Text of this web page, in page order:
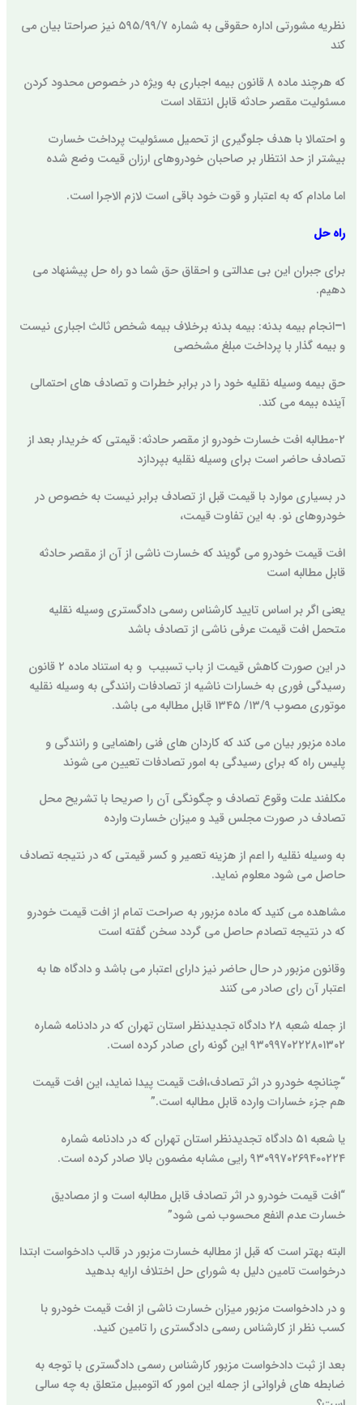
نظریه مشورتی اداره حقوقی به شماره ۵۹۵/۹۹/۷ نیز صراحتا بیان می
کند
که هرچند ماده ۸ قانون بیمه اجباری به ویژه در خصوص محدود کردن
مسئولیت مقصر حادثه قابل انتقاد است
و احتمالا با هدف جلوگیری از تحمیل مسئولیت پرداخت خسارت
بیشتر از حد انتظار بر صاحبان خودروهای ارزان قیمت وضع شده
اما مادام که به اعتبار و قوت خود باقی است لازم الاجرا است.
راه حل
برای جبران این بی عدالتی و احقاق حق شما دو راه حل پیشنهاد می
دهیم.
۱–انجام بیمه بدنه: بیمه بدنه برخلاف بیمه شخص ثالث اجباری نیست
و بیمه گذار با پرداخت مبلغ مشخصی
حق بیمه وسیله نقلیه خود را در برابر خطرات و تصادف های احتمالی
آینده بیمه می کند.
۲-مطالبه افت خسارت خودرو از مقصر حادثه: قیمتی که خریدار بعد از
تصادف حاضر است برای وسیله نقلیه بپردازد
در بسیاری موارد با قیمت قبل از تصادف برابر نیست به خصوص در
خودروهای نو. به این تفاوت قیمت،
افت قیمت خودرو می گویند که خسارت ناشی از آن از مقصر حادثه
قابل مطالبه است
یعنی اگر بر اساس تایید کارشناس رسمی دادگستری وسیله نقلیه
متحمل افت قیمت عرفی ناشی از تصادف باشد
در این صورت کاهش قیمت از باب تسبیب و به استناد ماده ۲ قانون
رسیدگی فوری به خسارات ناشیه از تصادفات رانندگی به وسیله نقلیه
موتوری مصوب ۱۳/۹/ ۱۳۴۵ قابل مطالبه می باشد.
ماده مزبور بیان می کند که کاردان های فنی راهنمایی و رانندگی و
پلیس راه که برای رسیدگی به امور تصادفات تعیین می شوند
مکلفند علت وقوع تصادف و چگونگی آن را صریحا با تشریح محل
تصادف در صورت مجلس قید و میزان خسارت وارده
به وسیله نقلیه را اعم از هزینه تعمیر و کسر قیمتی که در نتیجه تصادف
حاصل می شود معلوم نماید.
مشاهده می کنید که ماده مزبور به صراحت تمام از افت قیمت خودرو
که در نتیجه تصادم حاصل می گردد سخن گفته است
وقانون مزبور در حال حاضر نیز دارای اعتبار می باشد و دادگاه ها به
اعتبار آن رای صادر می کنند
از جمله شعبه ۲۸ دادگاه تجدیدنظر استان تهران که در دادنامه شماره
۹۳۰۹۹۷۰۲۲۲۸۰۱۳۰۲ این گونه رای صادر کرده است.
“چنانچه خودرو در اثر تصادف،افت قیمت پیدا نماید، این افت قیمت
هم جزء خسارات وارده قابل مطالبه است.”
یا شعبه ۵۱ دادگاه تجدیدنظر استان تهران که در دادنامه شماره
۹۳۰۹۹۷۰۲۶۹۴۰۰۲۲۴ رایی مشابه مضمون بالا صادر کرده است.
“افت قیمت خودرو در اثر تصادف قابل مطالبه است و از مصادیق
خسارت عدم النفع محسوب نمی شود”
البته بهتر است که قبل از مطالبه خسارت مزبور در قالب دادخواست ابتدا
درخواست تامین دلیل به شورای حل اختلاف ارایه بدهید
و در دادخواست مزبور میزان خسارت ناشی از افت قیمت خودرو با
کسب نظر از کارشناس رسمی دادگستری را تامین کنید.
بعد از ثبت دادخواست مزبور کارشناس رسمی دادگستری با توجه به
ضابطه های فراوانی از جمله این امور که اتومبیل متعلق به چه سالی